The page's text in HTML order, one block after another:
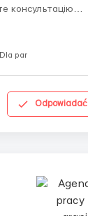
Dla par
Odpowiadać